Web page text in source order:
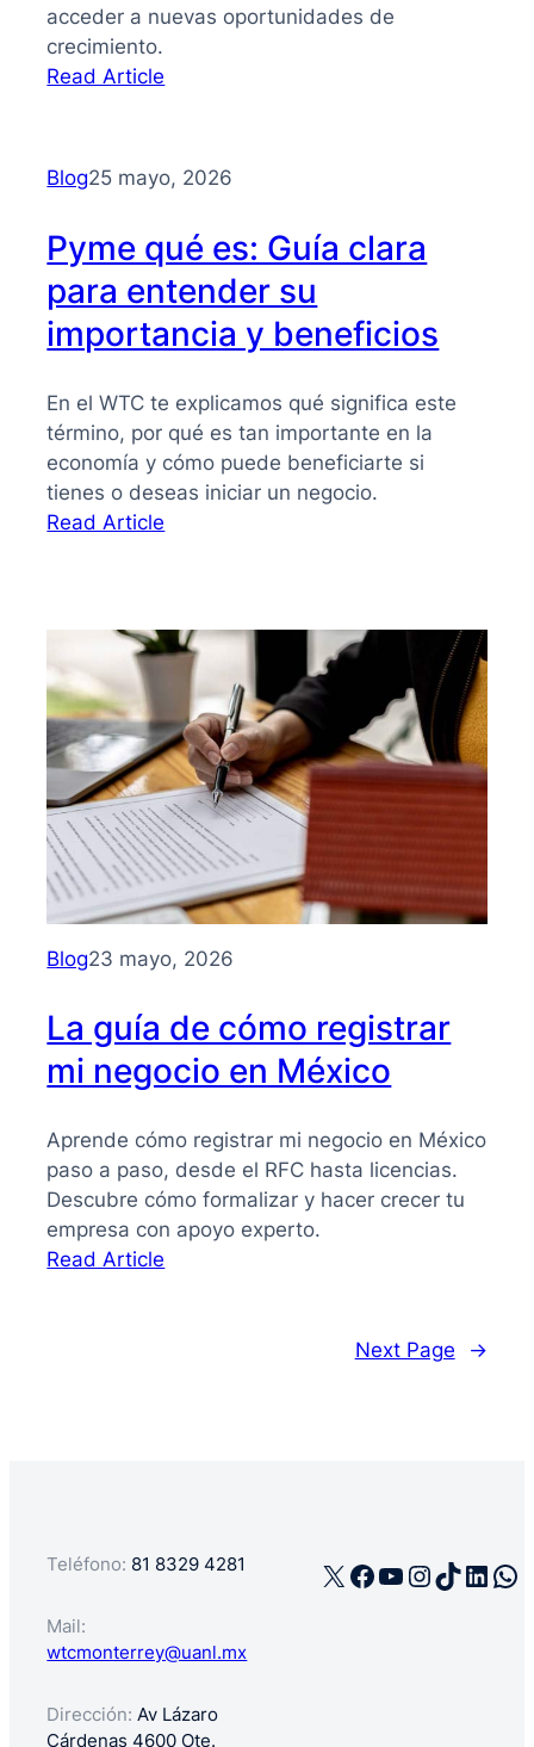
acceder a nuevas oportunidades de
crecimiento.
Read Article
para
PYMES
Blog25 mayo, 2026
Pyme qué es: Guía clara
para entender su
importancia y beneficios
En el WTC te explicamos qué significa este
término, por qué es tan importante en la
economía y cómo puede beneficiarte si
tienes o deseas iniciar un negocio.
Read Article
Guía
clara
para
entender
su
importancia
y
beneficios
Blog23 mayo, 2026
La guía de cómo registrar
mi negocio en México
Aprende cómo registrar mi negocio en México
paso a paso, desde el RFC hasta licencias.
Descubre cómo formalizar y hacer crecer tu
empresa con apoyo experto.
Read Article
Next Page →
Teléfono: 81 8329 4281
Mail:
wtcmonterrey@uanl.mx
Dirección: Av Lázaro
Cárdenas 4600 Ote.
X Facebook
YouTube
TikTok